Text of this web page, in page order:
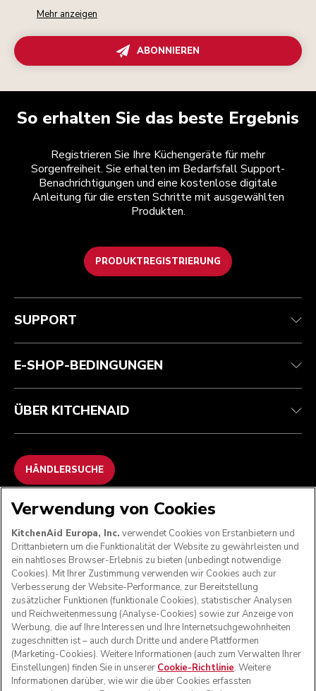
Mehr anzeigen
ABONNIEREN
So erhalten Sie das beste Ergebnis
Registrieren Sie Ihre Küchengeräte für mehr
Sorgenfreiheit. Sie erhalten im Bedarfsfall Support-
Benachrichtigungen und eine kostenlose digitale
Anleitung für die ersten Schritte mit ausgewählten
Produkten.
PRODUKTREGISTRIERUNG
Kundenservice
Garantie und Dokumente
Kontaktieren Sie uns.
Teilnahmebedingungen
Rückgaben und Erstattungen
Impressum
ODR
Die Marke
Händlersuche
SUPPORT
E-SHOP-BEDINGUNGEN
ÜBER KITCHENAID
HÄNDLERSUCHE
WIR AKZEPTIEREN
FOLGEN SIE UNS
Verwendung von Cookies
KitchenAid Europa, Inc. verwendet Cookies von Erstanbietern und
Drittanbietern um die Funktionalität der Website zu gewährleisten und
ein nahtloses Browser-Erlebnis zu bieten (unbedingt notwendige
Cookies). Mit Ihrer Zustimmung verwenden wir Cookies auch zur
Verbesserung der Website-Performance, zur Bereitstellung
zusätzlicher Funktionen (funktionale Cookies), statistischer Analysen
und Reichweitenmessung (Analyse-Cookies) sowie zur Anzeige von
Werbung, die auf Ihre Interessen und Ihre Internetsuchgewohnheiten
zugeschnitten ist – auch durch Dritte und andere Plattformen
(Marketing-Cookies). Weitere Informationen (auch zum Verwalten Ihrer
Einstellungen) finden Sie in unserer Cookie-Richtlinie. Weitere
Informationen darüber, wie wir die über Cookies erfassten